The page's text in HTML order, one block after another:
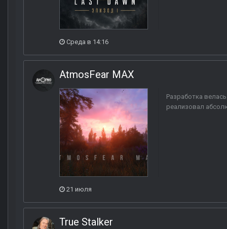
Среда в 14:16
AtmosFear MAX
Разработка
реализовал
21 июля
True Stalker